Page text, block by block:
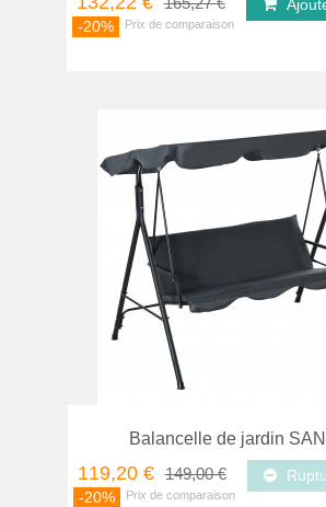
-20%
Balancelle de jardin
119,20 € 149,00 €
-20%